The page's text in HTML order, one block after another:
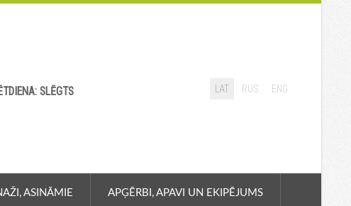
SLĒGTS
LAT RUS ENG
ASINĀMIE APĢĒRBI, APAVI UN EKIPĒJUMS